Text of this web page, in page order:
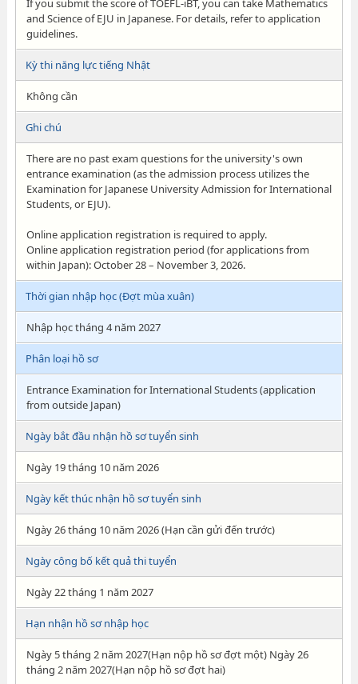
If you submit the score of TOEFL-iBT, you can take Mathematics
and Science of EJU in Japanese. For details, refer to application
guidelines.
Kỳ thi năng lực tiếng Nhật
Không cần
Ghi chú
There are no past exam questions for the university's own
entrance examination (as the admission process utilizes the
Examination for Japanese University Admission for International
Students, or EJU).
Online application registration is required to apply.
Online application registration period (for applications from
within Japan): October 28 – November 3, 2026.
Thời gian nhập học (Đợt mùa xuân)
Nhập học tháng 4 năm 2027
Phân loại hồ sơ
Entrance Examination for International Students (application
from outside Japan)
Ngày bắt đầu nhận hồ sơ tuyển sinh
Ngày 19 tháng 10 năm 2026
Ngày kết thúc nhận hồ sơ tuyển sinh
Ngày 26 tháng 10 năm 2026 (Hạn cần gửi đến trước)
Ngày công bố kết quả thi tuyển
Ngày 22 tháng 1 năm 2027
Hạn nhận hồ sơ nhập học
Ngày 5 tháng 2 năm 2027(Hạn nộp hồ sơ đợt một) Ngày 26
tháng 2 năm 2027(Hạn nộp hồ sơ đợt hai)